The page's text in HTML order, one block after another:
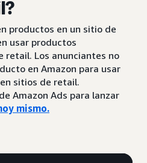
productos en un sitio de
usar productos
retail. Los anunciantes no
en Amazon para usar
sitios de retail.
Amazon Ads para lanzar
mismo.